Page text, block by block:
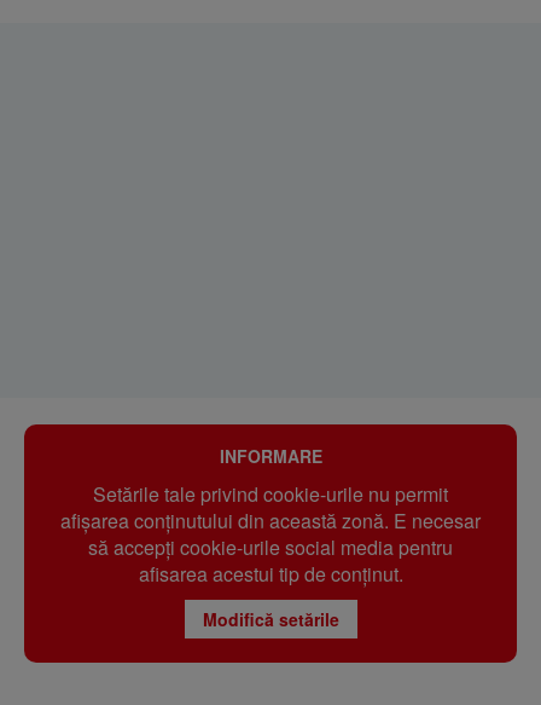
INFORMARE
Setările tale privind cookie-urile nu permit
afișarea conținutului din această zonă. E necesar
să accepți cookie-urile social media pentru
afisarea acestui tip de conținut.
Modifică setările